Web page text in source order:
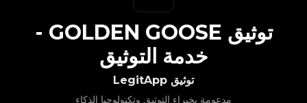
توثيق LegitApp
مدعومة بخبراء التوثيق وتكنولوجيا الذكاء
توثيق GOLDEN GOOSE
-
خدمة التوثيق